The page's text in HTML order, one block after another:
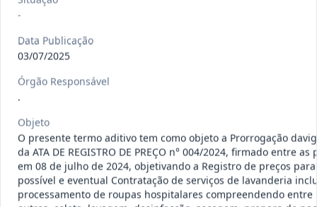
Situação: Concluído
Prestação
de
Serviços
Situação : Concluído Data:07/08/2026 Ver detalhes
-
Data Publicação
03/07/2025
Órgão Responsável
.
Objeto
O presente termo aditivo tem como objeto a Prorrogação
da ATA DE REGISTRO DE PREÇO n° 004/2024, firmado entre as
em 08 de julho de 2024, objetivando a Registro de preços para
possível e eventual Contratação de serviços de lavanderia
processamento de roupas hospitalares compreendendo entre